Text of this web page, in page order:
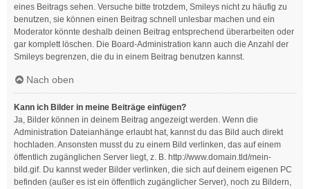
eines Beitrags sehen. Versuche bitte trotzdem, Smileys nicht zu häufig zu
benutzen, sie können einen Beitrag schnell unlesbar machen und ein
Moderator könnte deshalb deinen Beitrag entsprechend überarbeiten oder
gar komplett löschen. Die Board-Administration kann auch die Anzahl der
Smileys begrenzen, die du in einem Beitrag benutzen kannst.
Nach oben
Kann ich Bilder in meine Beiträge einfügen?
Ja, Bilder können in deinem Beitrag angezeigt werden. Wenn die
Administration Dateianhänge erlaubt hat, kannst du das Bild auch direkt
hochladen. Ansonsten musst du zu einem Bild verlinken, das auf einem
öffentlich zugänglichen Server liegt, z. B. http://www.domain.tld/mein-
bild.gif. Du kannst weder Bilder verlinken, die sich auf deinem eigenen PC
befinden (außer es ist ein öffentlich zugänglicher Server), noch zu Bildern,